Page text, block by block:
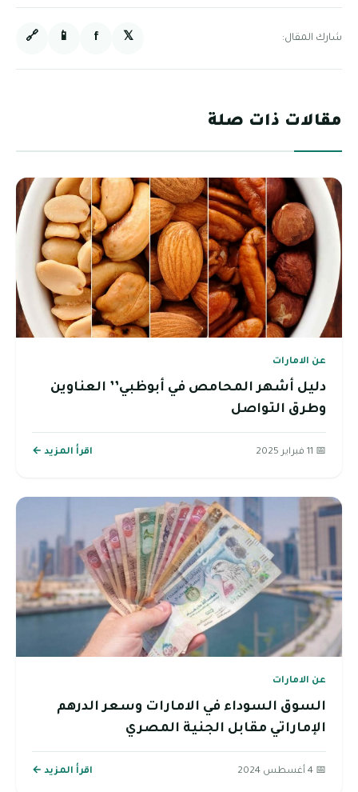
شارك المقال: 𝕏
f
📱
🔗
مقالات ذات صلة
عن الامارات
دليل أشهر المحامص في أبوظبي’’ العناوين
وطرق التواصل
📅 11 فبراير 2025 اقرأ المزيد ←
عن الامارات
السوق السوداء في الامارات وسعر الدرهم
الإماراتي مقابل الجنية المصري
📅 4 أغسطس 2024 اقرأ المزيد ←